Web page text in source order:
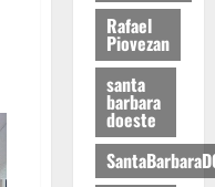
Rafael
Piovezan
santa
barbara
doeste